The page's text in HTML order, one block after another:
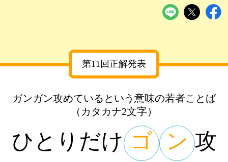
第11回正解発表
ガンガン攻めているという意味の若者ことば
（カタカナ2文字）
ひとりだけ ゴ ン 攻